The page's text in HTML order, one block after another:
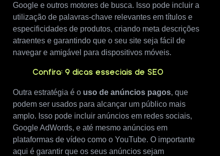
Google e outros motores de busca. Isso pode incluir a
utilização de palavras-chave relevantes em títulos e
especificidades de produtos, criando meta descrições
atraentes e garantindo que o seu site seja fácil de
navegar e amigável para dispositivos móveis.
Confira: 9 dicas esseciais de SEO
Outra estratégia é o uso de anúncios pagos, que
podem ser usados para alcançar um público mais
amplo. Isso pode incluir anúncios em redes sociais,
Google AdWords, e até mesmo anúncios em
plataformas de vídeo como o YouTube. O importante
aqui é garantir que os seus anúncios sejam